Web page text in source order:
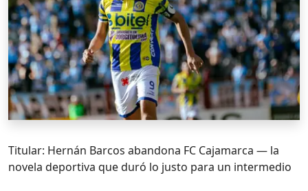
Titular: Hernán Barcos abandona FC Cajamarca — la
novela deportiva que duró lo justo para un intermedio